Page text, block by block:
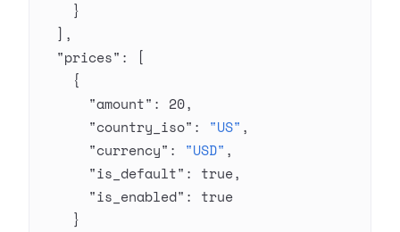
    }
  ],
  "prices"
: [
    {
      "amount"
: 20,
      "country_iso"
: "US" ,
      "currency"
: "USD" ,
      "is_default"
: true,
      "is_enabled"
: true
    }